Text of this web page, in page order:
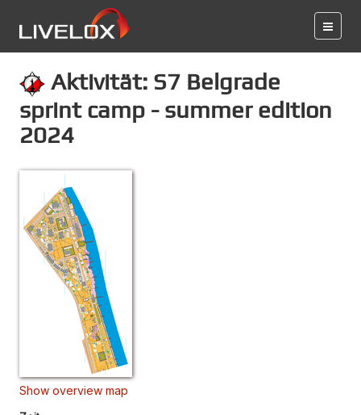
Aktivität: S7 Belgrade
sprint camp - summer edition
2024
Show overview map